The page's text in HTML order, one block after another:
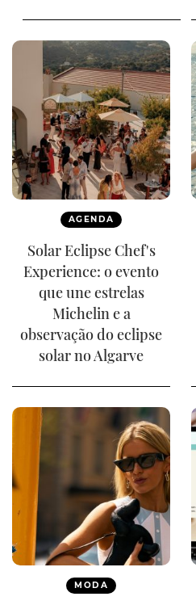
AGENDA
Solar Eclipse Chef's
Experience: o evento
que une estrelas
Michelin e a
observação do eclipse
solar no Algarve
MODA